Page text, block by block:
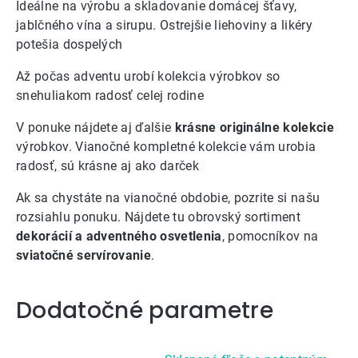
Ideálne na výrobu a skladovanie domácej šťavy,
jablčného vína a sirupu. Ostrejšie liehoviny a likéry
potešia dospelých
Až počas adventu urobí kolekcia výrobkov so
snehuliakom radosť celej rodine
V ponuke nájdete aj ďalšie krásne originálne kolekcie
výrobkov.Vianočné kompletné kolekcievám urobia
radosť, sú krásne aj ako darček
Ak sa chystáte na vianočné obdobie, pozrite si našu
rozsiahlu ponuku. Nájdete tu obrovský sortiment
dekorácií a adventného osvetlenia, pomocníkov na
sviatočné servírovanie.
Dodatočné parametre